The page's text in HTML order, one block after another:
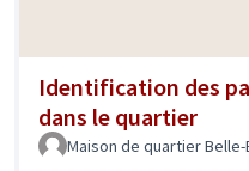
Identification des
dans le quartier
Maison de quartier Belle-